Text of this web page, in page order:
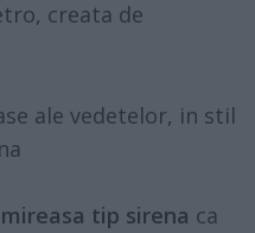
creata de
ale vedetelor, in stil
tip sirena ca